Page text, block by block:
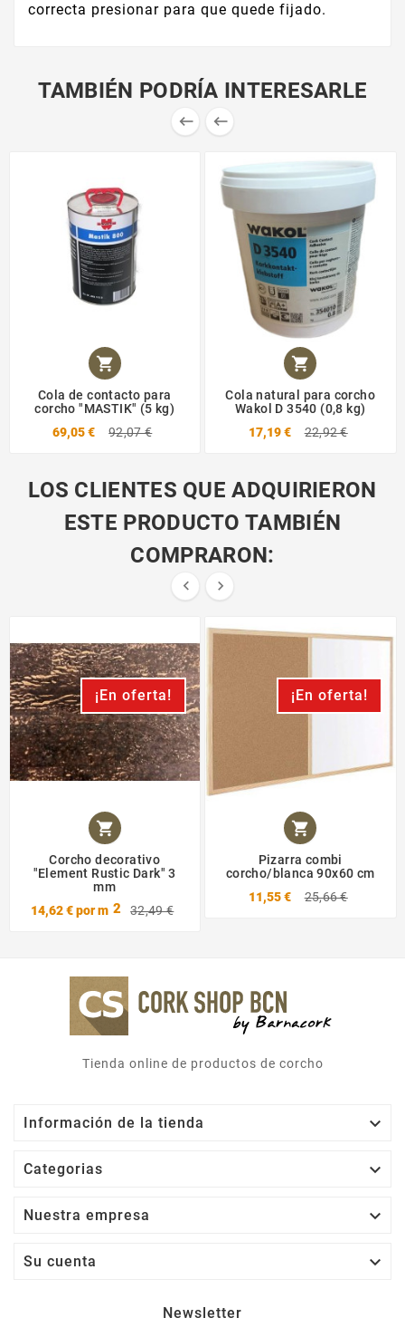
correcta presionar para que quede fijado.
TAMBIÉN PODRÍA INTERESARLE
 

Cola de contacto para
corcho "MASTIK" (5 kg)
69,05 €
92,07 €

Cola natural para corcho
Wakol D 3540 (0,8 kg)
17,19 €
22,92 €
LOS CLIENTES QUE ADQUIRIERON
ESTE PRODUCTO TAMBIÉN
COMPRARON:
 
¡En oferta!

Corcho decorativo
"Element Rustic Dark" 3
mm
14,62 €por m 2 32,49 €
¡En oferta!

Pizarra combi
corcho/blanca 90x60 cm
11,55 €
25,66 €
Tienda online de productos de corcho
Información de la tienda 
Categorias 
Nuestra empresa 
Su cuenta 
Newsletter